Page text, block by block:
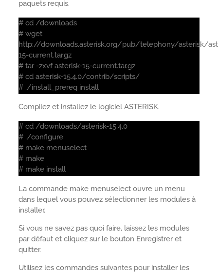
paquets requis.
# cd /downloads
# wget
http://downloads.asterisk.org/pub/telephony/asterisk/
15-current.tar.gz
# tar -zxvf asterisk-15-current.tar.gz
# cd asterisk-15.4.0/contrib/scripts/
# ./install_prereq install
Compilez et installez le logiciel ASTERISK.
# cd /downloads/asterisk-15.4.0
# ./configure
# make menuselect
# make
# make install
La commande make menuselect ouvre un menu
dans lequel vous pouvez sélectionner les modules à
installer.
Si vous ne savez pas quoi faire, laissez les modules
par défaut et cliquez sur le bouton Enregistrer et
quitter.
Utilisez les commandes suivantes pour installer les